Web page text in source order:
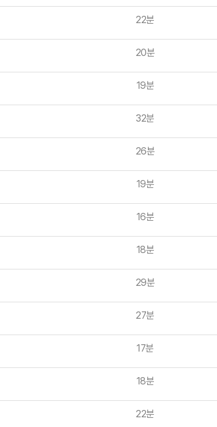
22분
20분
19분
32분
26분
19분
16분
18분
29분
27분
17분
18분
22분